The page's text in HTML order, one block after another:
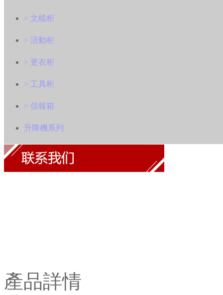
> 文檔柜
> 活動柜
> 更衣柜
> 工具柜
> 信報箱
升降機系列
產品詳情